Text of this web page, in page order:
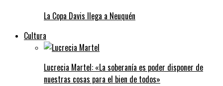
La Copa Davis llega a Neuquén
Cultura
Lucrecia Martel: «La soberanía es poder disponer de
nuestras cosas para el bien de todos»